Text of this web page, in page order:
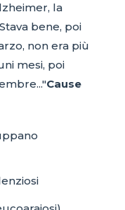
la
bene, poi
non era più
mesi, poi
Cause